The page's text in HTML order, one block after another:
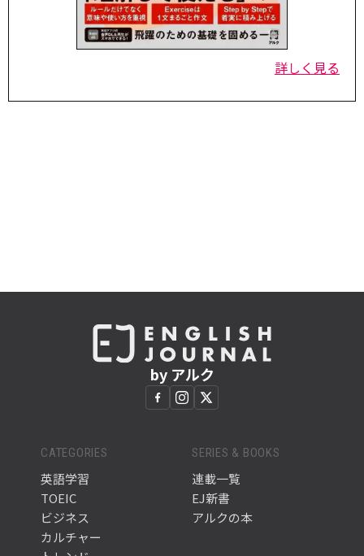
詳しく見る
by アルク
CATEGORIES
英語学習
TOEIC
ビジネス
カルチャー
SERIES & BOOKS
連載一覧
EJ新書
アルクの本